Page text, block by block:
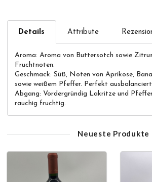
Details Attribute
Aroma: Aroma von Buttersotch sowie
Fruchtnoten.
Geschmack: Süß, Noten von Aprikose,
sowie weißem Pfeffer. Perfekt
Abgang: Vordergründig Lakritze und
rauchig fruchtig.
Neueste Produkte